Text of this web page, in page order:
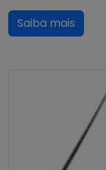
Saiba mais